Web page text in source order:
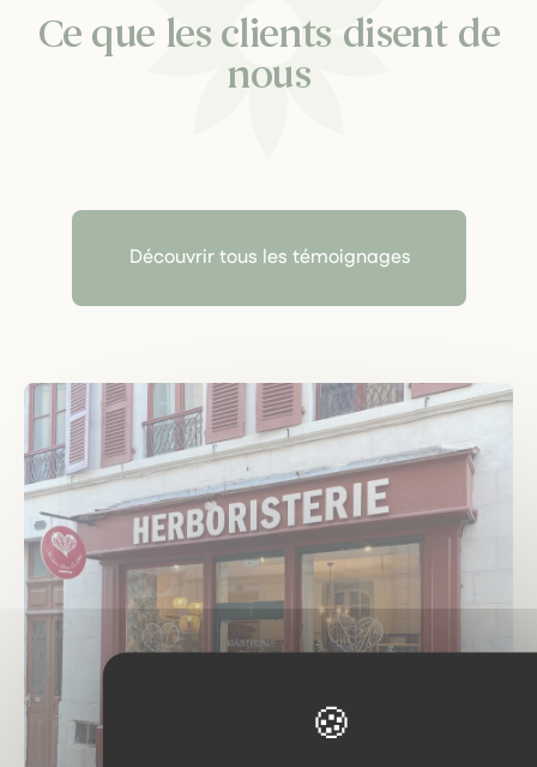
Ce que les clients disent de
nous
Découvrir tous les témoignages